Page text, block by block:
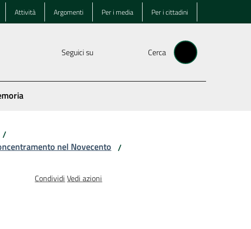
Attività Argomenti Per i media Per i cittadini
Seguici su Cerca
/
nel Novecento /
Condividi Vedi azioni